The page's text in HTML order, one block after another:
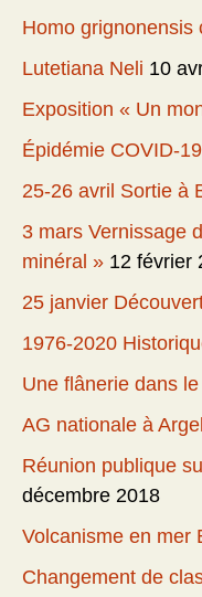
Homo grignonensis
Lutetiana Neli 10
Exposition « Un
Épidémie COVID-19
25-26 avril Sortie à
3 mars Vernissage
minéral » 12 février
25 janvier
1976-2020
Une flânerie dans
AG nationale à
Réunion publique
décembre 2018
Volcanisme en mer
Changement de